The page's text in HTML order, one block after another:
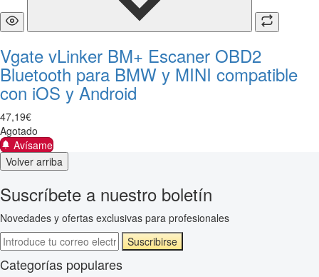
Vgate vLinker BM+ Escaner OBD2
Bluetooth para BMW y MINI compatible
con iOS y Android
47,19€
Agotado
Avísame
Volver arriba
Suscríbete a nuestro boletín
Novedades y ofertas exclusivas para profesionales
Suscribirse
Categorías populares